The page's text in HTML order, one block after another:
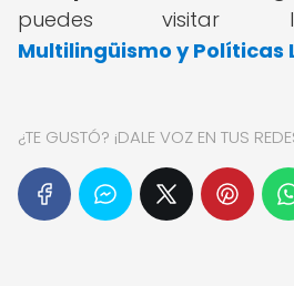
puedes visitar
Multilingüismo y Políticas
¿TE GUSTÓ? ¡DALE VOZ EN TUS